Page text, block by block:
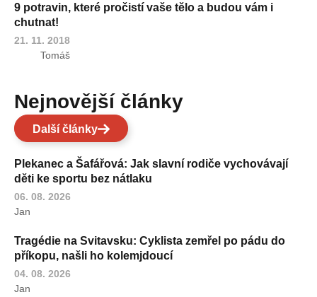
9 potravin, které pročistí vaše tělo a budou vám i
chutnat!
21. 11. 2018
Tomáš
Nejnovější články
Další články
Plekanec a Šafářová: Jak slavní rodiče vychovávají
děti ke sportu bez nátlaku
06. 08. 2026
Jan
Tragédie na Svitavsku: Cyklista zemřel po pádu do
příkopu, našli ho kolemjdoucí
04. 08. 2026
Jan